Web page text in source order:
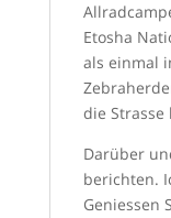
Etosha
als einmal
die Strasse
Darüber
berichten.
Geniessen